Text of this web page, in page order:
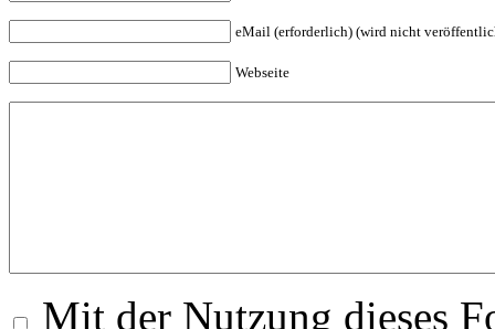
eMail (erforderlich) (wird nicht
Webseite
Mit der Nutzung dieses